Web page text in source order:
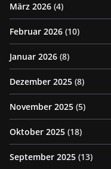
März 2026 (4)
Februar 2026 (10)
Januar 2026 (8)
Dezember 2025 (8)
November 2025 (5)
Oktober 2025 (18)
September 2025 (13)